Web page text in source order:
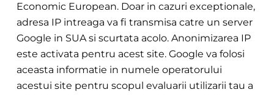
Economic European. Doar in cazuri exceptionale,
adresa IP intreaga va fi transmisa catre un server
Google in SUA si scurtata acolo. Anonimizarea IP
este activata pentru acest site. Google va folosi
aceasta informatie in numele operatorului
acestui site pentru scopul evaluarii utilizarii tau a